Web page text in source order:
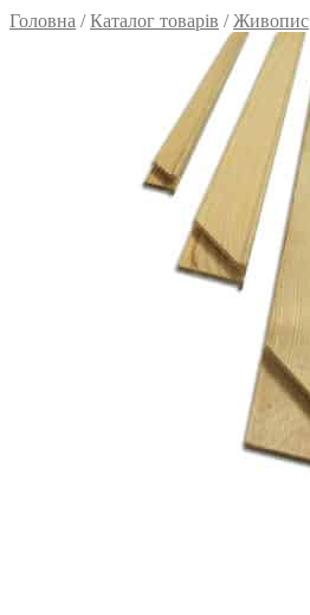
Головна /Каталог товарів /Живопис